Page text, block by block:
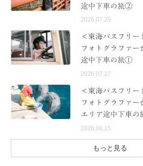
途中下車の旅②
2026.07.29
＜東海バスフリー
フォトグラファー
途中下車の旅①
2026.07.27
＜東海バスフリー
フォトグラファー
エリア途中下車
2026.06.15
もっと見る